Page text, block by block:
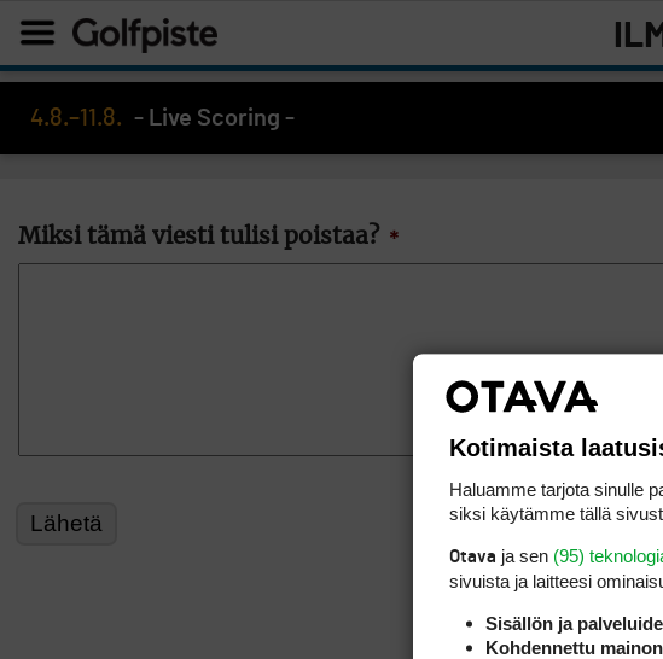
4.8.–11.8. - Live Scoring -
Miksi tämä viesti tulisi poistaa? *
Kotimaista
Haluamme tarjota sinulle
siksi käytämme tällä
Otava ja sen (95)
sivuista ja laitteesi
Sisällön ja
Kohdennettu